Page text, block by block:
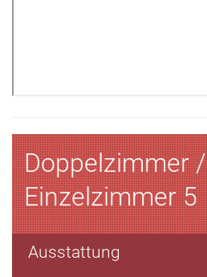
Doppelzimmer /
Einzelzimmer 5
Ausstattung